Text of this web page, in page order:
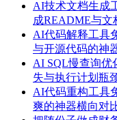
AI技术文档生成
成README与
AI代码解释工具
与开源代码的神
AI SQL慢查询优
失与执行计划瓶
AI代码重构工具
爽的神器横向对